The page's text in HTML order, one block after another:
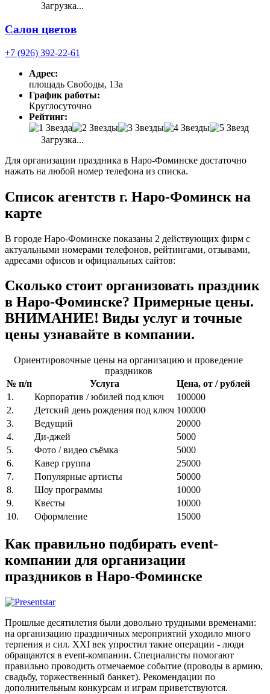
Загрузка...
Салон цветов
+7 (926) 392-22-61
Адрес:
площадь Свободы, 13а
График работы:
Круглосуточно
Рейтинг:
Загрузка...
Для организации праздника в Наро-Фоминске достаточно
нажать на любой номер телефона из списка.
Список агентств г. Наро-Фоминск на
карте
В городе Наро-Фоминске показаны 2 действующих фирм с
актуальными номерами телефонов, рейтингами, отзывами,
адресами офисов и официальных сайтов:
Сколько стоит организовать праздник
в Наро-Фоминске? Примерные цены.
ВНИМАНИЕ! Виды услуг и точные
цены узнавайте в компании.
Ориентировочные цены на организацию и проведение
праздников
№ п/п
Услуга
Цена, от / рублей
1.
Корпоратив / юбилей под ключ
100000
2.
Детский день рождения под ключ 100000
3.
Ведущий
20000
4.
Ди-джей
5000
5.
Фото / видео съёмка
5000
6.
Кавер группа
25000
7.
Популярные артисты
50000
8.
Шоу программы
10000
9.
Квесты
10000
10.
Оформление 15000
Как правильно подбирать event-
компании для организации
праздников в Наро-Фоминске
Прошлые десятилетия были довольно трудными временами:
на организацию праздничных мероприятий уходило много
терпения и сил. XXI век упростил такие операции - люди
обращаются в event-компании. Специалисты помогают
правильно проводить отмечаемое событие (проводы в армию,
свадьбу, торжественный банкет). Рекомендации по
дополнительным конкурсам и играм приветствуются.